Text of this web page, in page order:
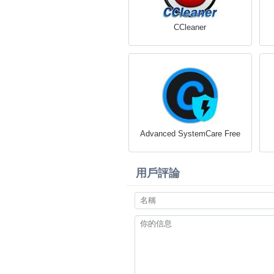
CCleaner
Advanced SystemCare Free
用戶評論